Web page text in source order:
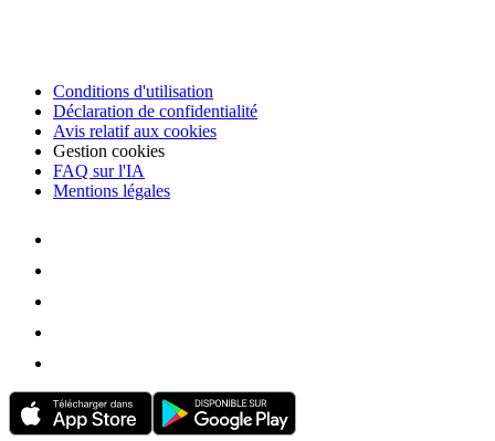
Conditions d'utilisation
Déclaration de confidentialité
Avis relatif aux cookies
Gestion cookies
FAQ sur l'IA
Mentions légales